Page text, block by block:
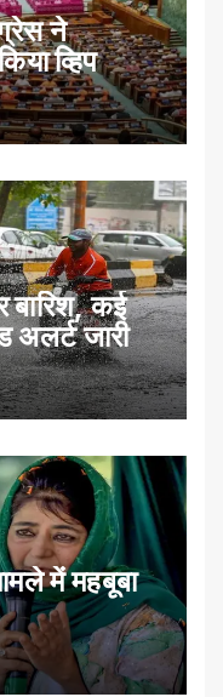
ने
व्हिप
कई
जारी
में महबूबा